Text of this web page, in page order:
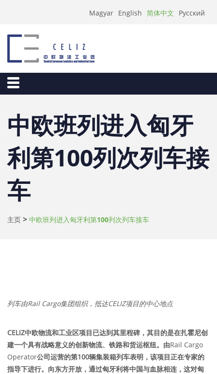
Magyar English 简体中文 Русский
中欧班列进入匈牙
利第100列次列车接
车
主页 > 中欧班列进入匈牙利第100列次列车接车
列车由Rail Cargo集团组织，抵达CELIZ项目的中心地点
CELIZ中欧物流和工业区项目已达到其里程碑，其目的是在扎霍尼创
建一个具有战略意义的创新物流、铁路和货运枢纽。由Rail Cargo
Operator公司运营的第100辆集装箱列车表明，该项目正在专家的
指导下进行。向东方开放，通过匈牙利将中国与血脉相连，这对匈